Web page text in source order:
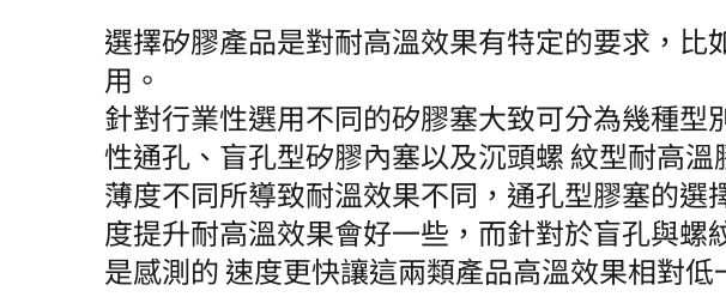
選擇矽膠產品是對耐高溫效果有特定的要求，
用。
針對行業性選用不同的矽膠塞大致可分為幾種
性通孔、盲孔型矽膠內塞以及沉頭螺 紋型耐高
薄度不同所導致耐溫效果不同，通孔型膠塞的
度提升耐高溫效果會好一些，而針對於盲孔與
是感測的 速度更快讓這兩類產品高溫效果相對低